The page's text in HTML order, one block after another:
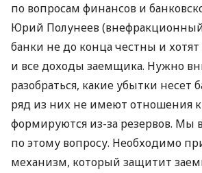
по вопросам финансов и
Юрий Полунеев
банки не до конца честны и хотят
и все доходы заемщика. Нужно
разобраться, какие убытки несет
ряд из них не имеют отношения
формируются из-за резервов. Мы
по этому вопросу. Необходимо
механизм, который защитит